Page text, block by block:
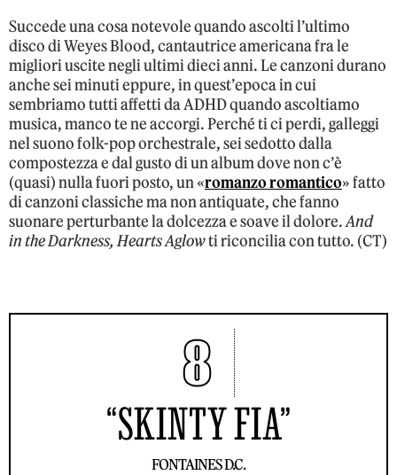
Succede una cosa notevole quando ascolti l’ultimo
disco di Weyes Blood, cantautrice americana fra le
migliori uscite negli ultimi dieci anni. Le canzoni durano
anche sei minuti eppure, in quest’epoca in cui
sembriamo tutti affetti da ADHD quando ascoltiamo
musica, manco te ne accorgi. Perché ti ci perdi, galleggi
nel suono folk-pop orchestrale, sei sedotto dalla
compostezza e dal gusto di un album dove non c’è
(quasi) nulla fuori posto, un «romanzo romantico» fatto
di canzoni classiche ma non antiquate, che fanno
suonare perturbante la dolcezza e soave il dolore.And
in the Darkness, Hearts Aglowti riconcilia con tutto. (CT)
8
“SKINTY FIA”
FONTAINES D.C.